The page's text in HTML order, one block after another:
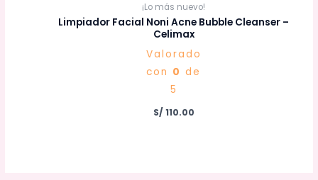
¡Lo más nuevo!
Limpiador Facial Noni Acne Bubble Cleanser –
Celimax
Valorado
con 0 de
5
S/ 110.00